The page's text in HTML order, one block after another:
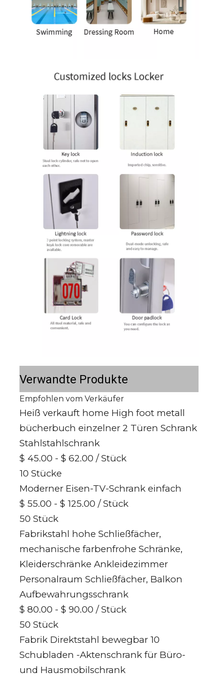
Verwandte Produkte
Empfohlen vom Verkäufer
Heiß verkauft home High foot metall
bücherbuch einzelner 2 Türen Schrank
Stahlstahlschrank
$ 45.00 - $ 62.00 / Stück
10 Stücke
Moderner Eisen-TV-Schrank einfach
$ 55.00 - $ 125.00 / Stück
50 Stück
Fabrikstahl hohe Schließfächer,
mechanische farbenfrohe Schränke,
Kleiderschränke Ankleidezimmer
Personalraum Schließfächer, Balkon
Aufbewahrungsschrank
$ 80.00 - $ 90.00 / Stück
50 Stück
Fabrik Direktstahl bewegbar 10
Schubladen -Aktenschrank für Büro-
und Hausmobilschrank